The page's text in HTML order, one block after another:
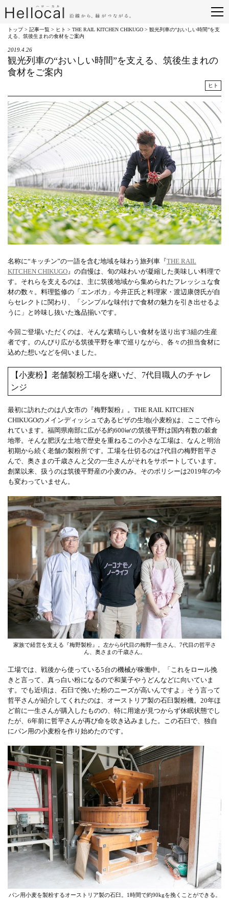
トップ> 記事一覧 > ヒト > THE RAIL KITCHEN CHIKUGO > 観光列車の“おいしい時間”を支
える、筑後生まれの食材をご案内
2019.4.26
観光列車の“おいしい時間”を支える、筑後生まれの
食材をご案内
ヒト
名称に“キッチン”の一語を含む地域を味わう旅列車『THE RAIL
KITCHEN CHIKUGO 』の自慢は、旬の味わいが凝縮した美味しい料理で
す。それらを支えるのは、主に筑後地域から集められたフレッシュな食
材の数々。料理監修の「エンボカ」今井正氏と料理家・渡辺康啓氏が自
らセレクトに関わり、「シンプルな味付けで食材の魅力を引き出せるよ
うに」と吟味し抜いた逸品揃いです。
今回ご登場いただくのは、そんな素晴らしい食材を送り出す3組の生産
者です。のんびり広がる筑後平野を車で巡りながら、各々の担当食材に
込めた想いなどを伺いました。
【小麦粉】老舗製粉工場を継いだ、7代目職人のチャレ
ンジ
最初に訪れたのは八女市の『梅野製粉』。THE RAIL KITCHEN
CHIKUGOのメインディッシュであるピザの生地(小麦粉)は、ここで作ら
れています。福岡県南部に広がる約600㎢の筑後平野は国内有数の穀倉
地帯。そんな肥沃な土地で歴史を重ねるこの小さな工場は、なんと明治
初期から続く老舗の製粉所です。工場を仕切るのは7代目の梅野哲平さ
んで、奥さまの千歳さんと父の一生さんがそれをサポートしています。
創業以来、扱うのは筑後平野産の小麦のみ。そのポリシーは2019年の今
も変わっていません。
家族で経営を支える『梅野製粉』。左から6代目の梅野一生さん、7代目の哲平さ
ん、奥さまの千歳さん。
工場では、戦後から使っている5台の機械が稼働中。「これをロール挽
きと言って、真っ白い粉になるので和菓子やうどんなどに向いていま
す。でも近頃は、石臼で挽いた粉のニーズが高いんですよ」そう言って
哲平さんが紹介してくれたのは、オーストリア製の石臼製粉機。20年ほ
ど前に一生さんが購入したものの、特に用途が見つからず休眠状態でし
たが、6年前に哲平さんが再び命を吹き込みました。この石臼で、独自
にパン用の小麦粉を作り始めたのです。
パン用小麦を製粉するオーストリア製の石臼。1時間で約90kgを挽くことができる。